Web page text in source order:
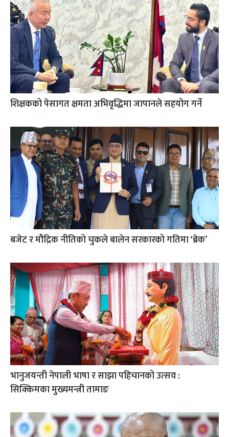
शिक्षकको पेसागत क्षमता अभिवृद्धिमा जापानले सहयोग गर्ने
बजेट र मौद्रिक नीतिको चुकले बालेन सरकारको गतिमा ‘ब्रेक’
भानुजयन्ती नेपाली भाषा र साझा पहिचानको उत्सव :
सिक्किमका मुख्यमन्त्री तामाङ